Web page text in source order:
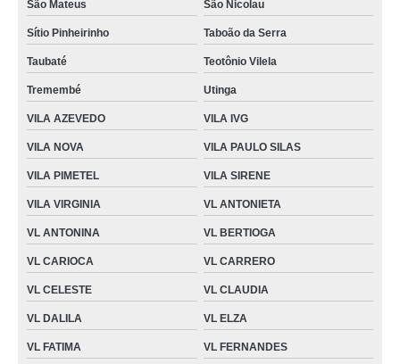
São Mateus São Nicolau
Sítio Pinheirinho Taboão da Serra
Taubaté Teotônio Vilela
Tremembé Utinga
VILA AZEVEDO VILA IVG
VILA NOVA VILA PAULO SILAS
VILA PIMETEL VILA SIRENE
VILA VIRGINIA VL ANTONIETA
VL ANTONINA VL BERTIOGA
VL CARIOCA VL CARRERO
VL CELESTE VL CLAUDIA
VL DALILA VL ELZA
VL FATIMA VL FERNANDES